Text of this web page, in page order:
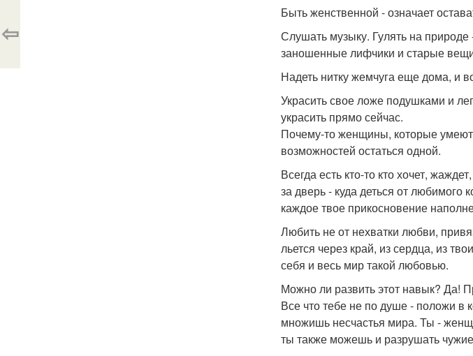
Быть женственной - означает
Слушать музыку. Гулять на
заношенные лифчики и старые
Надеть нитку жемчуга еще дома, и
Украсить свое ложе подушками и
украсить прямо сейчас.
Почему-то женщины, которые умеют
возможностей остаться одной.
Всегда есть кто-то кто хочет,
за дверь - куда деться от любимого
каждое твое прикосновение
Любить не от нехватки любви,
льется через край, из сердца, из
себя и весь мир такой любовью.
Можно ли развить этот навык? Да!
Все что тебе не по душе - положи в
множишь несчастья мира. Ты -
ты также можешь и разрушать
⇦